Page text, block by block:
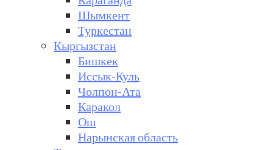
Шымкент
Туркестан
Кыргызстан
Бишкек
Иссык-Куль
Чолпон-Ата
Каракол
Ош
Нарынская область